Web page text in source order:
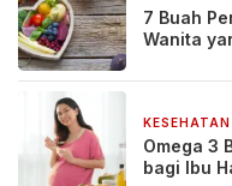
7 Buah
Wanita
KESEHATAN
Omega 3
bagi Ibu